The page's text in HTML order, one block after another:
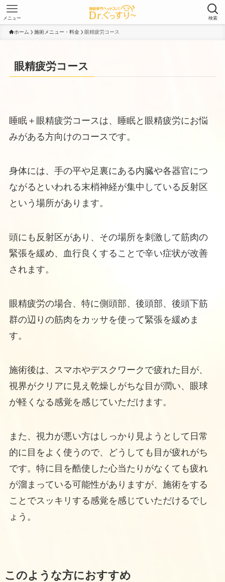
検索
メニュー
ホーム 施術メニュー・料金 眼精疲労コース
眼精疲労コース
睡眠＋眼精疲労コースは、睡眠と眼精疲労にお悩
みがある方向けのコースです。
身体には、手の平や足裏にある内臓や各器官につ
ながるといわれる末梢神経が集中している反射区
という場所があります。
頭にも反射区があり、その場所を刺激して筋肉の
緊張を緩め、血行良くすることで辛い症状が改善
されます。
眼精疲労の場合、特に側頭部、後頭部、後頭下筋
群の辺りの筋肉をカッサを使って緊張を緩めま
す。
施術後は、スマホやデスクワークで疲れた目が、
視界がクリアに見え乾燥しがちな目が潤い、眼球
が軽くなる感覚を感じていただけます。
また、視力が悪い方はしっかり見ようとして日常
的に目をよく使うので、どうしても目が疲れがち
です。特に目を酷使した心当たりがなくても疲れ
が溜まっている可能性がありますが、施術をする
ことでスッキリする感覚を感じていただけるでし
ょう。
このような方におすすめ